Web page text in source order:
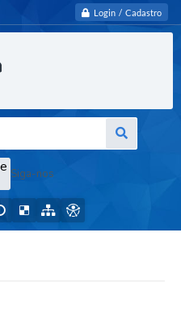
Login / Cadastro
Siga-nos